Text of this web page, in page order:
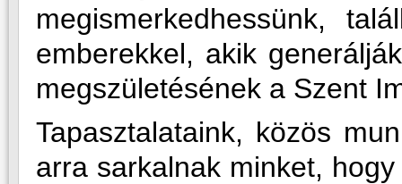
megismerkedhessünk,
emberekkel, akik
megszületésének a Szent
Tapasztalataink, közös
arra sarkalnak minket,